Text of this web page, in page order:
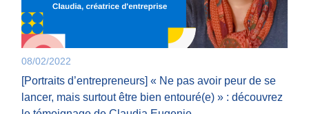
08/02/2022
[Portraits d’entrepreneurs] « Ne pas avoir peur de se
lancer, mais surtout être bien entouré(e) » : découvrez